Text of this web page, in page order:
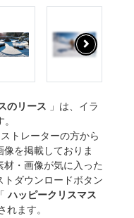
のリース 」は、イラ
トレーターの方から
を掲載しておりま
・画像が気に入った
トダウンロードボタン
ハッピークリスマス
れます。